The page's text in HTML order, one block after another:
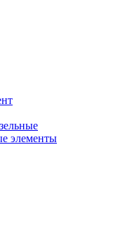
элементы